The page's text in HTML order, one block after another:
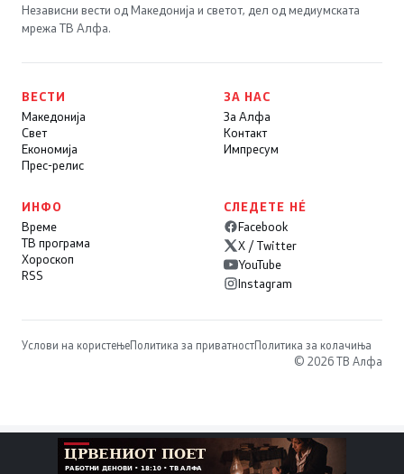
Независни вести од Македонија и светот, дел од медиумската
мрежа ТВ Алфа.
ВЕСТИ
Македонија
Свет
Економија
Прес-релис
ЗА НАС
За Алфа
Контакт
Импресум
ИНФО
Време
ТВ програма
Хороскоп
RSS
СЛЕДЕТЕ НÉ
Facebook
X / Twitter
YouTube
Instagram
Услови на користењеПолитика за приватностПолитика за колачиња
© 2026 ТВ Алфа